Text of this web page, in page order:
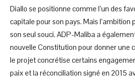
Diallo se positionne comme l’un des
capitale pour son pays. Mais l’ambition
son seul souci. ADP-Maliba a
nouvelle Constitution pour donner une
le projet concrétise certains
paix et la réconciliation signé en 2015